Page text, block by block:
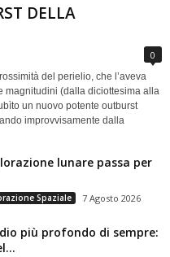
DELLA
0
del perielio, che l’aveva
magnitudini (dalla diciottesima alla
un nuovo potente outburst
improvvisamente dalla
lunare passa per
Spaziale 7 Agosto 2026
più profondo di sempre: